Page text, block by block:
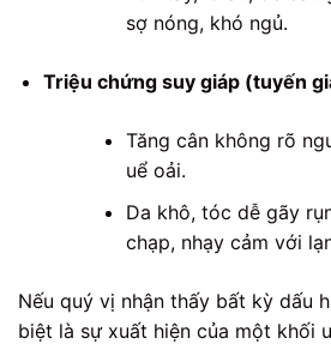
sợ nóng, khó ngủ.
Triệu chứng suy giáp (tuyến
Tăng cân không rõ
uể oải.
Da khô, tóc dễ gãy
chạp, nhạy cảm với
Nếu quý vị nhận thấy bất kỳ dấu
biệt là sự xuất hiện của một khối